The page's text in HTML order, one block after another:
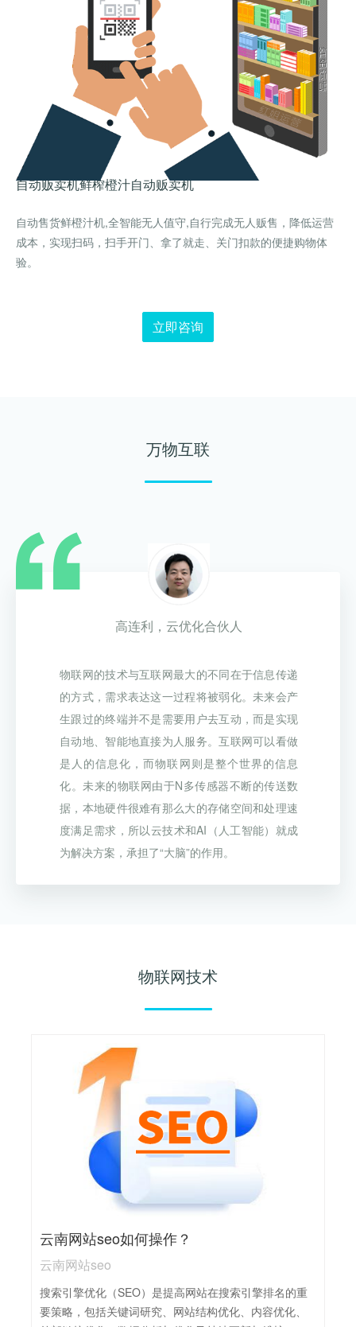
自动贩卖机鲜榨橙汁自动贩卖机
自动售货鲜橙汁机,全智能无人值守,自行完成无人贩售，降低运营
成本，实现扫码，扫手开门、拿了就走、关门扣款的便捷购物体
验。
立即咨询
万物互联
高连利，云优化合伙人
物联网的技术与互联网最大的不同在于信息传递
的方式，需求表达这一过程将被弱化。未来会产
生跟过的终端并不是需要用户去互动，而是实现
自动地、智能地直接为人服务。互联网可以看做
是人的信息化，而物联网则是整个世界的信息
化。未来的物联网由于N多传感器不断的传送数
据，本地硬件很难有那么大的存储空间和处理速
度满足需求，所以云技术和AI（人工智能）就成
为解决方案，承担了“大脑”的作用。
物联网技术
云南网站seo如何操作？
云南网站seo
搜索引擎优化（SEO）是提高网站在搜索引擎排名的重
要策略，包括关键词研究、网站结构优化、内容优化、